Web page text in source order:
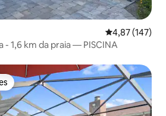
Classificação
4,87 (147)
- 1,6 km da praia — PISCINA